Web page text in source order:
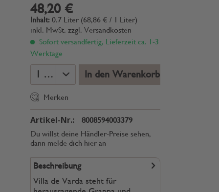
48,20 €
Inhalt: 0.7 Liter (68,86 € / 1 Liter)
inkl. MwSt. zzgl. Versandkosten
Sofort versandfertig, Lieferzeit ca. 1-3
Werktage
In den Warenkorb
Merken
Artikel-Nr.:
8008594003379
Du willst deine Händler-Preise sehen,
dann melde dich hier an
Beschreibung
Villa de Varda steht für